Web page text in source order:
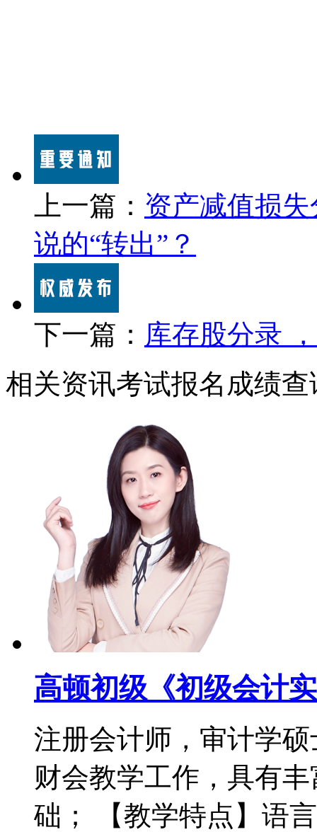
上一篇： 资产减值损
说的“转出”？
下一篇： 库存股分录
相关资讯考试报名 成绩查
高顿初级《初级会计
注册会计师，审计学
财会教学工作，具有
础； 【教学特点】语